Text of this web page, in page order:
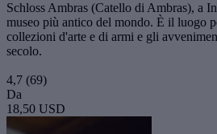
Schloss Ambras (Catello di Ambras), a
museo più antico del mondo. È il luogo
collezioni d'arte e di armi e gli
secolo.
4,7 (69)
Da
18,50 USD